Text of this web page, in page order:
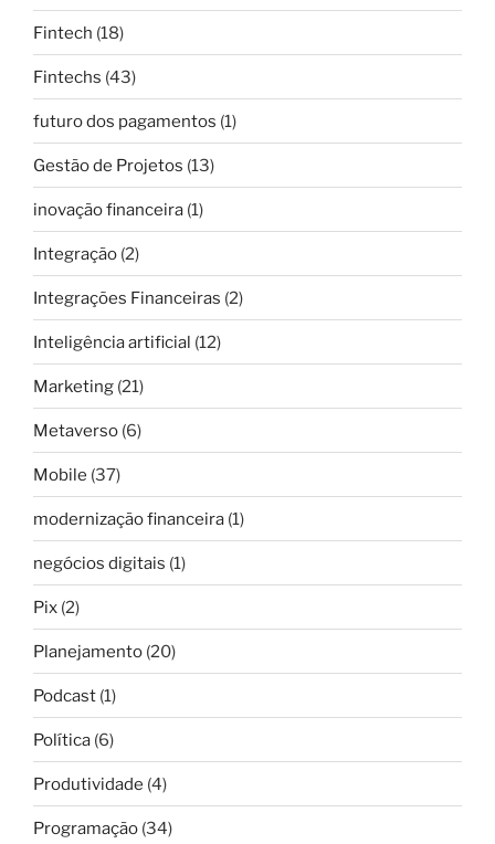
Fintech (18)
Fintechs (43)
futuro dos pagamentos (1)
Gestão de Projetos (13)
inovação financeira (1)
Integração (2)
Integrações Financeiras (2)
Inteligência artificial (12)
Marketing (21)
Metaverso (6)
Mobile (37)
modernização financeira (1)
negócios digitais (1)
Pix (2)
Planejamento (20)
Podcast (1)
Política (6)
Produtividade (4)
Programação (34)